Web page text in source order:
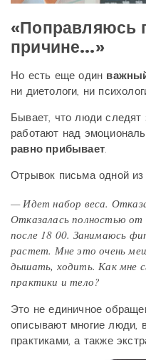
«Поправляюсь
причине…»
Но есть еще один
ни диетологи, ни
Бывает, что люди следят
работают над
равно прибывает.
Отрывок письма одной
— Идет набор веса.
Отказалась полностью от
после 18 00. Занимаюсь
растет. Мне это очень
дышать, ходить. Как мне
практики и тело?
Это не единичное
описывают многие люди,
практиками, а также